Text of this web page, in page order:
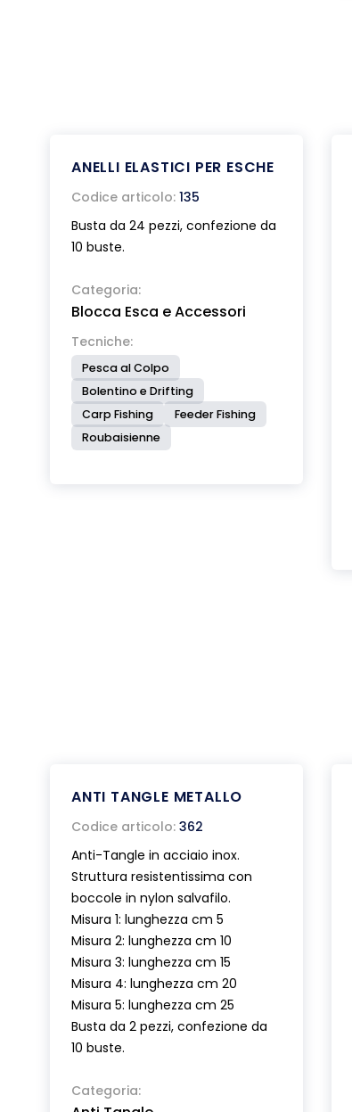
ANELLI ELASTICI PER ESCHE
Codice articolo: 135
Busta da 24 pezzi, confezione da
10 buste.
Categoria:
Blocca Esca e Accessori
Tecniche:
Pesca al Colpo
Bolentino e Drifting
Carp Fishing
Feeder Fishing
Roubaisienne
ANTI TANGLE METALLO
Codice articolo: 362
Anti-Tangle in acciaio inox.
Struttura resistentissima con
boccole in nylon salvafilo.
Misura 1: lunghezza cm 5
Misura 2: lunghezza cm 10
Misura 3: lunghezza cm 15
Misura 4: lunghezza cm 20
Misura 5: lunghezza cm 25
Busta da 2 pezzi, confezione da
10 buste.
Categoria: